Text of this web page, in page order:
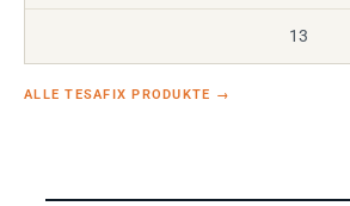
13
ALLE TESAFIX PRODUKTE →